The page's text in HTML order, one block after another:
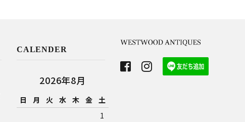
CALENDER
2026年8月
日 月 火 水 木 金
土
1